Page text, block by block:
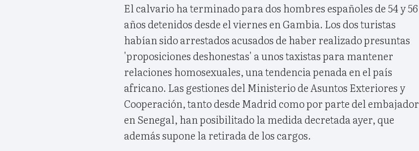
El calvario ha terminado para dos hombres españoles de 54 y 56
años detenidos desde el viernes en Gambia. Los dos turistas
habían sido arrestados acusados de haber realizado presuntas
'proposiciones deshonestas' a unos taxistas para mantener
relaciones homosexuales, una tendencia penada en el país
africano. Las gestiones del Ministerio de Asuntos Exteriores y
Cooperación, tanto desde Madrid como por parte del embajador
en Senegal, han posibilitado la medida decretada ayer, que
además supone la retirada de los cargos.